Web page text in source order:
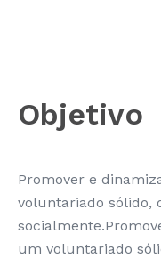
Objetivo
Promover e
voluntariado sólido,
um voluntariado